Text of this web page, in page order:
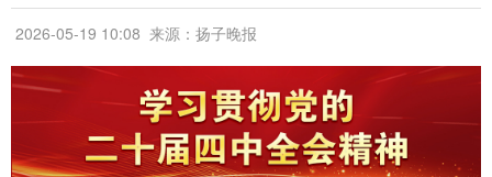
2026-05-19 10:08 来源：扬子晚报